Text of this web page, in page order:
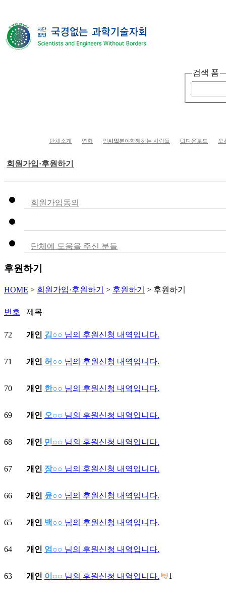
검색 폼
단체소개 연혁 인사말 함께하는 사람들 CI다운로드 오
사업분야
회원가입·후원하기
회원가입동의
단체에 도움을 주신 분들
후원하기
HOME > 회원가입·후원하기 > 후원하기 > 후원하기
번호 제목
72 개인 김○○ 님의 후원신청 내역입니다.
71 개인 허○○ 님의 후원신청 내역입니다.
70 개인 한○○ 님의 후원신청 내역입니다.
69 개인 오○○ 님의 후원신청 내역입니다.
68 개인 민○○ 님의 후원신청 내역입니다.
67 개인 장○○ 님의 후원신청 내역입니다.
66 개인 윤○○ 님의 후원신청 내역입니다.
65 개인 백○○ 님의 후원신청 내역입니다.
64 개인 엄○○ 님의 후원신청 내역입니다.
63 개인 이○○ 님의 후원신청 내역입니다. 1